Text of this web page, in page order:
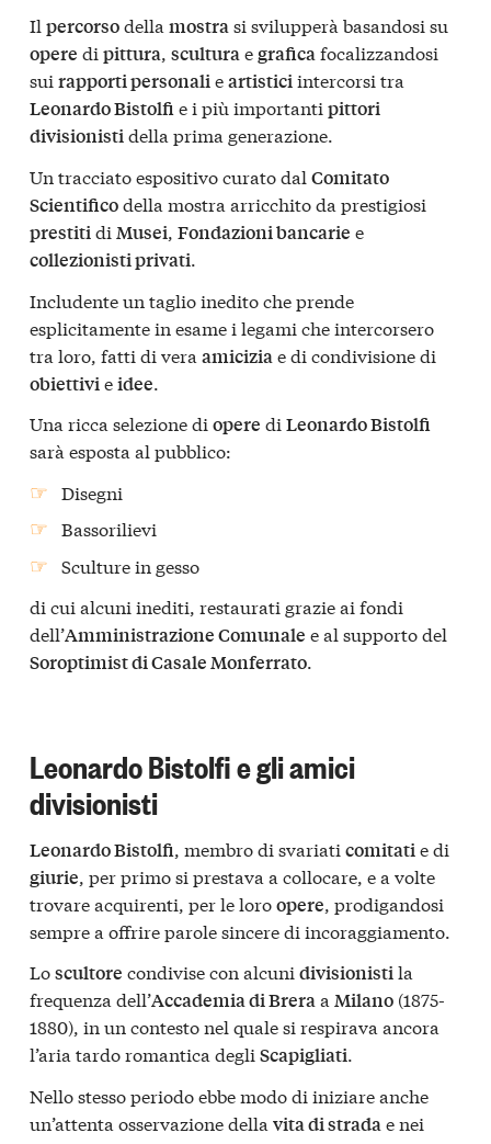
Il percorsodella mostrasi svilupperà basandosi su
opere di pittura, sculturaegraficafocalizzandosi
sui rapporti personalieartisticiintercorsi tra
Leonardo Bistolfie i più importanti pittori
divisionistidella prima generazione.
Un tracciato espositivo curato dal Comitato
Scientificodella mostra arricchito da prestigiosi
prestitidi Musei, Fondazioni bancarie e
collezionisti privati.
Includente un taglio inedito che prende
esplicitamente in esame i legami che intercorsero
tra loro, fatti di vera amicizia e di condivisione di
obiettivi eidee
Una ricca selezione di opere di Leonardo Bistolfi
sarà esposta al pubblico:
Disegni
Bassorilievi
Sculture in gesso
di cui alcuni inediti, restaurati grazie ai fondi
dell’Amministrazione Comunale e al supporto del
Soroptimist di Casale Monferrato.
Leonardo Bistolfi e gli amici
divisionisti
Leonardo Bistolfi, membro di svariati comitatie di
giurie, per primo si prestava a collocare, e a volte
trovare acquirenti, per le loroopere, prodigandosi
sempre a offrire parole sincere di incoraggiamento.
Loscultore condivise con alcuni divisionistila
frequenza dell’Accademia di Breraa Milano (1875-
1880), in un contesto nel quale si respirava ancora
l’aria tardo romantica degli Scapigliati.
Nello stesso periodo ebbe modo di iniziare anche
un’attenta osservazione della vita di stradae nei